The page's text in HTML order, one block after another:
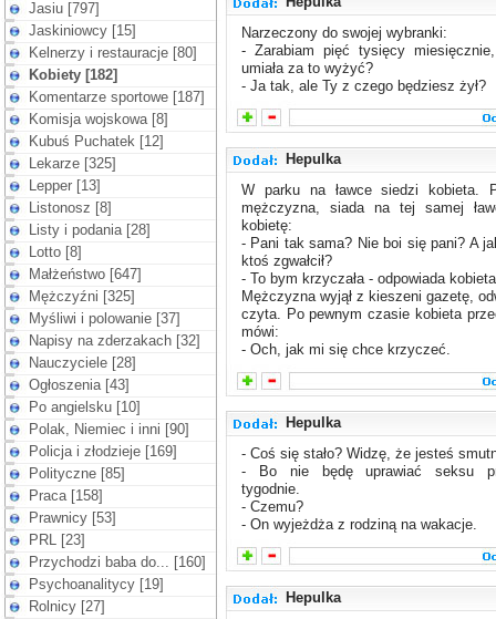
Jasiu [797]
Jaskiniowcy [15]
Kelnerzy i restauracje [80]
Kobiety [182]
Komentarze sportowe [187]
Komisja wojskowa [8]
Kubuś Puchatek [12]
Lekarze [325]
Lepper [13]
Listonosz [8]
Listy i podania [28]
Lotto [8]
Małżeństwo [647]
Mężczyźni [325]
Myśliwi i polowanie [37]
Napisy na zderzakach [32]
Nauczyciele [28]
Ogłoszenia [43]
Po angielsku [10]
Polak, Niemiec i inni [90]
Policja i złodzieje [169]
Polityczne [85]
Praca [158]
Prawnicy [53]
PRL [23]
Przychodzi baba do... [160]
Psychoanalitycy [19]
Rolnicy [27]
Narzeczony do swojej wybranki:
- Zarabiam pięć tysięcy
umiała za to wyżyć?
- Ja tak, ale Ty z czego będziesz żył?
Hepulka
W parku na ławce siedzi kobieta.
mężczyzna, siada na tej samej
kobietę:
- Pani tak sama? Nie boi się pani? A
ktoś zgwałcił?
- To bym krzyczała - odpowiada
Mężczyzna wyjął z kieszeni gazetę,
czyta. Po pewnym czasie kobieta
mówi:
- Och, jak mi się chce krzyczeć.
Hepulka
- Coś się stało? Widzę, że jesteś
- Bo nie będę uprawiać seksu
tygodnie.
- Czemu?
- On wyjeżdża z rodziną na wakacje.
Hepulka